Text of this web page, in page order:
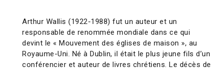
Arthur Wallis (1922-1988) fut un auteur et un
responsable de renommée mondiale dans ce qui
devint le « Mouvement des églises de maison », au
Royaume-Uni. Né à Dublin, il était le plus jeune fils d’un
conférencier et auteur de livres chrétiens. Le décès de